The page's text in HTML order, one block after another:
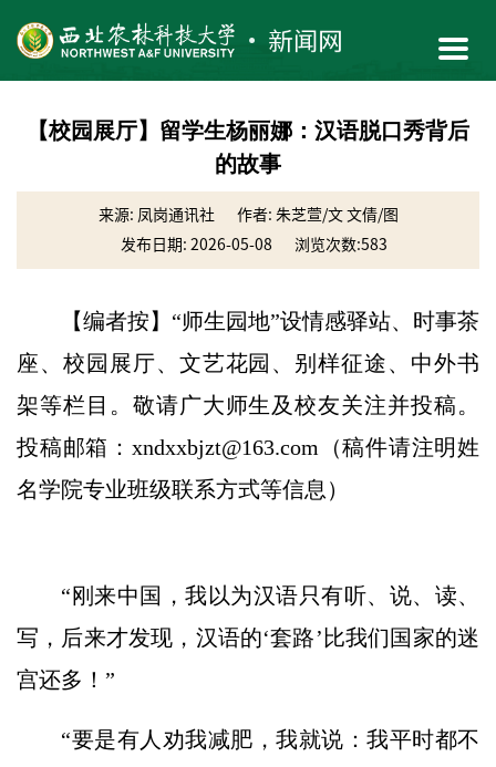
【校园展厅】留学生杨丽娜：汉语脱口秀背后
的故事
来源: 凤岗通讯社
作者: 朱芝萱/文 文倩/图
发布日期: 2026-05-08
浏览次数:583
【编者按】“师生园地”设情感驿站、时事茶
座、校园展厅、文艺花园、别样征途、中外书
架等栏目。敬请广大师生及校友关注并投稿。
投稿邮箱：xndxxbjzt@163.com（稿件请注明姓
名学院专业班级联系方式等信息）
“刚来中国，我以为汉语只有听、说、读、
写，后来才发现，汉语的‘套路’比我们国家的迷
宫还多！”
“要是有人劝我减肥，我就说：我平时都不